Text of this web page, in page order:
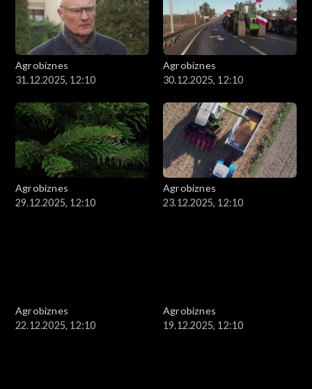
Agrobiznes
31.12.2025, 12:10
Agrobiznes
30.12.2025, 12:10
Agrobiznes
29.12.2025, 12:10
Agrobiznes
23.12.2025, 12:10
Agrobiznes
22.12.2025, 12:10
Agrobiznes
19.12.2025, 12:10